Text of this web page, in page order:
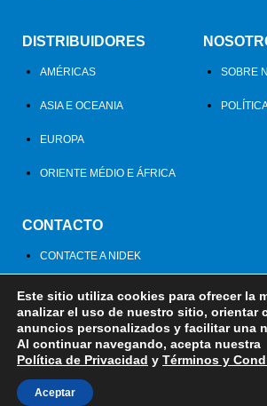
DISTRIBUIDORES
AMÉRICAS
ASIA E OCEANIA
EUROPA
ORIENTE MÉDIO E ÁFRICA
SOBRE
CONTACTO
CONTACTE A NIDEK
© 2020 - NIDEK DO BRASIL
Política de Privacidad Términos y
Este sitio utiliza cookies para ofrecer la
analizar el uso de nuestro sitio, orientar
anuncios personalizados y facilitar una
Al continuar navegando, acepta nuestra
Política de Privacidad y Términos y
Aceptar